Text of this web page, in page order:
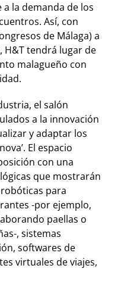
la demanda de los
Así, con
de Málaga) a
H&T tendrá lugar de
malagueño con
el salón
a la innovación
y adaptar los
El espacio
con una
que mostrarán
para
-por ejemplo,
paellas o
, sistemas
softwares de
virtuales de viajes,